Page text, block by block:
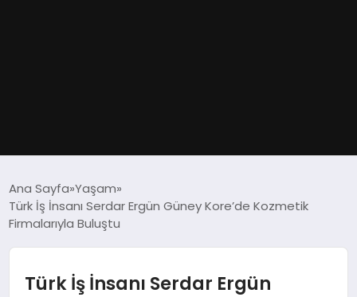
DÜNYA
Ana Sayfa Yaşam
Türk İş İnsanı Serdar Ergün Güney Kore’de Kozmetik
Firmalarıyla Buluştu
Türk İş İnsanı Serdar Ergün